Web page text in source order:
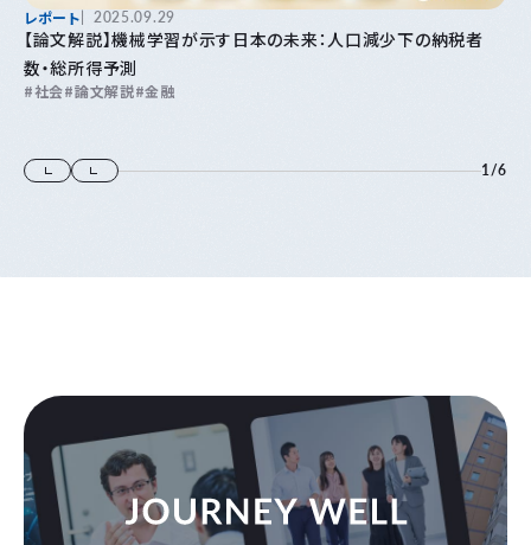
レポート 2025.09.29
【論文解説】機械学習が示す日本の未来：人口減少下の納税者
数・総所得予測
社会 論文解説 金融
1/6